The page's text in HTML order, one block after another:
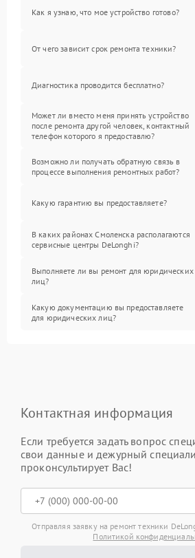
Как я узнаю, что мое устройство готово?
От чего зависит срок ремонта техники?
Диагностика проводится бесплатно?
Может ли вместо меня принять устройство
после ремонта другой человек, контактный
телефон которого я предоставлю?
Возможно ли получать обратную связь в
процессе выполнения ремонтных работ?
Какую гарантию вы предоставляете?
В каких районах Смоленска располагаются
сервисные центры DeLonghi?
Выполняете ли вы ремонт для юридических
лиц?
Какую документацию вы предоставляете
для юридических лиц?
Контактная информация
Если требуется задать вопрос
свои данные и дежурный
проконсультирует Вас!
Отправляя заявку на ремонт техники
Политикой